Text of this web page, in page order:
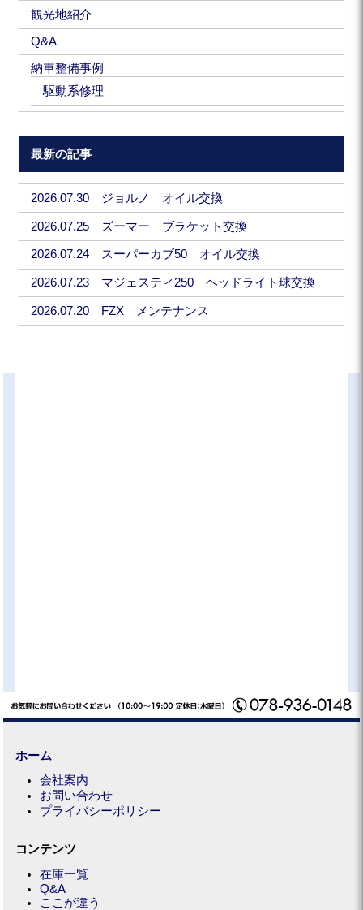
観光地紹介
Q&A
納車整備事例
駆動系修理
最新の記事
2026.07.30 ジョルノ オイル交換
2026.07.25 ズーマー ブラケット交換
2026.07.24 スーパーカブ50 オイル交換
2026.07.23 マジェスティ250 ヘッドライト球交換
2026.07.20 FZX メンテナンス
ホーム
会社案内
お問い合わせ
プライバシーポリシー
コンテンツ
在庫一覧
Q&A
ここが違う